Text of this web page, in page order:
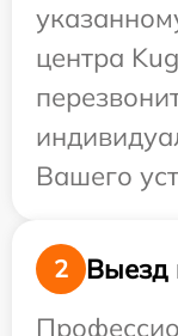
центра
Вашего
2
Выезд